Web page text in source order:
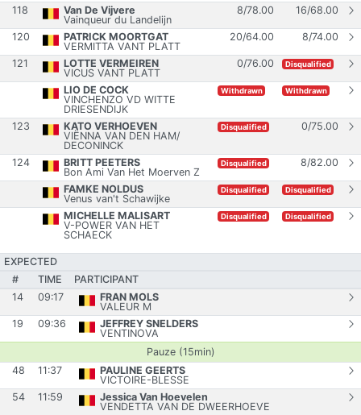
118
Van De Vijvere
Vainqueur du Landelijn
8/78.00 16/68.00
120
PATRICK MOORTGAT
VERMITTA VANT PLATT
20/64.00 8/74.00
121
LOTTE VERMEIREN
VICUS VANT PLATT
0/76.00 Disqualified
LIO DE COCK
VINCHENZO VD WITTE
DRIESENDIJK
Withdrawn Withdrawn
123
KATO VERHOEVEN
VIËNNA VAN DEN HAM/
DECONINCK
Disqualified 0/75.00
124
BRITT PEETERS
Bon Ami Van Het Moerven Z
Disqualified 8/82.00
FAMKE NOLDUS
Venus van't Schawijke
Disqualified Disqualified
MICHELLE MALISART
V-POWER VAN HET
SCHAECK
Disqualified Disqualified
EXPECTED
#
TIME
PARTICIPANT
14
09:17
FRAN MOLS
VALEUR M
19
09:36
JEFFREY SNELDERS
VENTINOVA
Pauze (15min)
48
11:37
PAULINE GEERTS
VICTOIRE-BLESSE
54
11:59
Jessica Van Hoevelen
VENDETTA VAN DE DWEERHOEVE